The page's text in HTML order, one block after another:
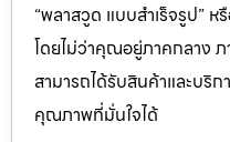
“พลาสวูด แบบสำเร็จรูป”
โดยไม่ว่าคุณอยู่ภาคกลาง
สามารถได้รับสินค้าและบริก
คุณภาพที่มั่นใจได้